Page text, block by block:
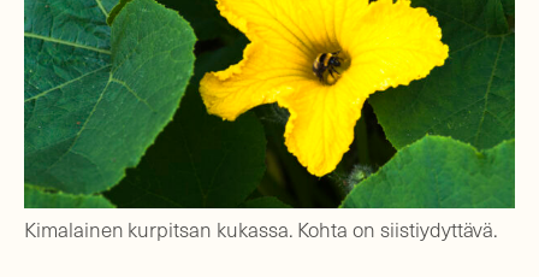
Kimalainen kurpitsan kukassa. Kohta on siistiydyttävä.